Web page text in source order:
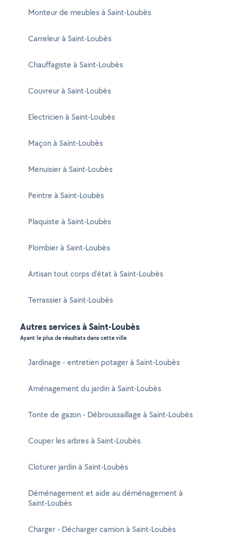
Monteur de meubles à Saint-Loubès
Carreleur à Saint-Loubès
Chauffagiste à Saint-Loubès
Couvreur à Saint-Loubès
Electricien à Saint-Loubès
Maçon à Saint-Loubès
Menuisier à Saint-Loubès
Peintre à Saint-Loubès
Plaquiste à Saint-Loubès
Plombier à Saint-Loubès
Artisan tout corps d'état à Saint-Loubès
Terrassier à Saint-Loubès
Autres services à Saint-Loubès
Ayant le plus de résultats dans cette ville
Jardinage - entretien potager à Saint-Loubès
Aménagement du jardin à Saint-Loubès
Tonte de gazon - Débroussaillage à Saint-Loubès
Couper les arbres à Saint-Loubès
Cloturer jardin à Saint-Loubès
Déménagement et aide au déménagement à
Saint-Loubès
Charger - Décharger camion à Saint-Loubès